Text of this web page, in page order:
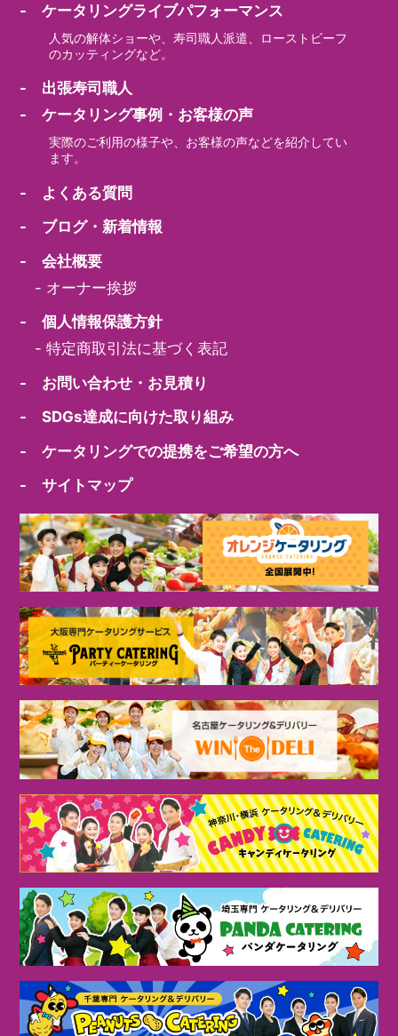
- ケータリングライブパフォーマンス
人気の解体ショーや、寿司職人派遣、ローストビーフ
のカッティングなど。
- 出張寿司職人
- ケータリング事例・お客様の声
実際のご利用の様子や、お客様の声などを紹介してい
ます。
- よくある質問
- ブログ・新着情報
- 会社概要
- オーナー挨拶
- 個人情報保護方針
-特定商取引法に基づく表記
- お問い合わせ・お見積り
- SDGs達成に向けた取り組み
- ケータリングでの提携をご希望の方へ
- サイトマップ